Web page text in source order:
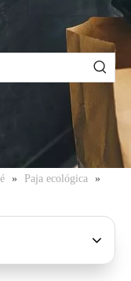
» Paja ecológica »